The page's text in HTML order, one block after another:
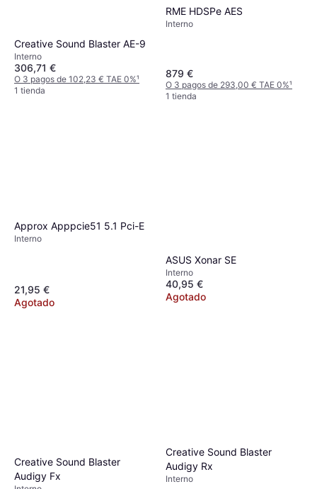
Creative Sound Blaster AE-9
Interno
306,71 €
O 3 pagos de 102,23 € TAE 0%¹
1 tienda
RME HDSPe AES
Interno
879 €
O 3 pagos de 293,00 € TAE 0%¹
1 tienda
Approx Apppcie51 5.1 Pci-E
Interno
21,95 €
Agotado
ASUS Xonar SE
Interno
40,95 €
Agotado
Creative Sound Blaster
Audigy Fx
Creative Sound Blaster
Audigy Rx
Interno